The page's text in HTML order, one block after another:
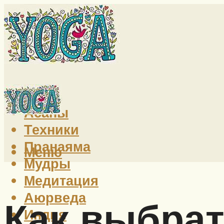
Йога
Асаны
Техники
Пранаяма
Мудры
Медитация
Аюрведа
Индия
Меню